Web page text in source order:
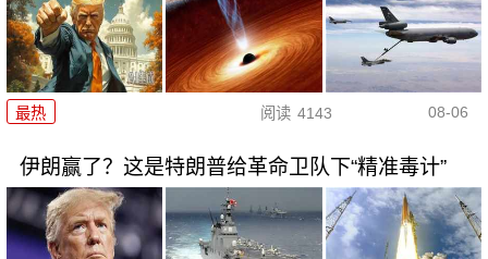
最热 阅读 4143 08-06
伊朗赢了？这是特朗普给革命卫队下“精准毒计”